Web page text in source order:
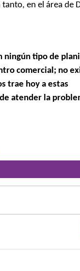
en el área de
ningún tipo de
comercial; no
trae hoy a estas
atender la